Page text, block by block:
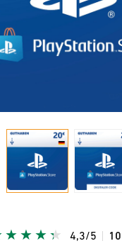
4,3/5 10